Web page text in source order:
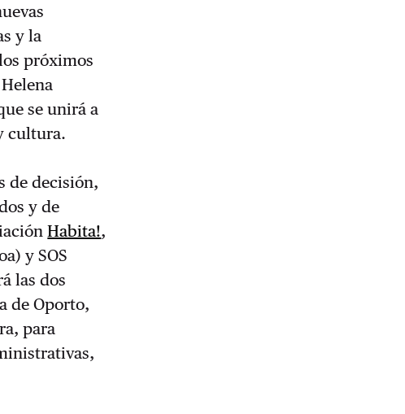
y la
próximos
se unirá a
cultura.
de decisión,
y de
Habita!,
y SOS
las dos
de Oporto,
para